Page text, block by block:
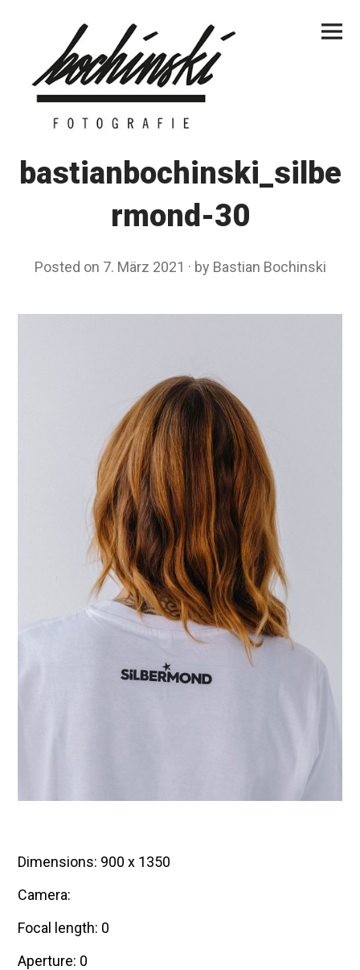
Menu
bastianbochinski_silbe
rmond-30
Posted on 7. März 2021 by Bastian Bochinski
Dimensions: 900 x 1350
Camera:
Focal length: 0
Aperture: 0